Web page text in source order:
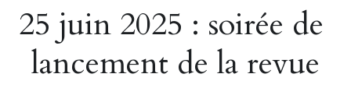
25 juin 2025 : soirée de
lancement de la revue